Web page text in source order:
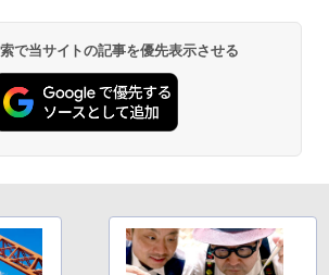
で当サイトの記事を優先表示させる